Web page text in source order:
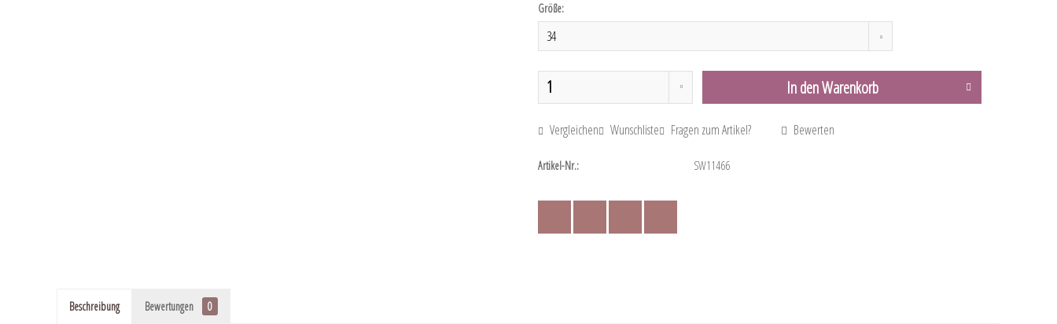
Größe:
In denWarenkorb
Vergleichen Wunschliste Fragen zum Artikel? Bewerten
Artikel-Nr.: SW11466
Beschreibung Bewertungen 0